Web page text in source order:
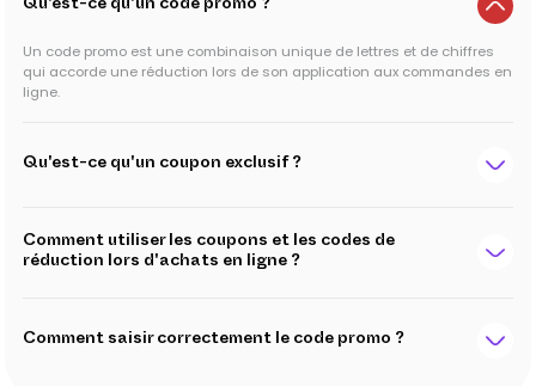
Qu'est-ce qu'un code promo ?
Un code promo est une combinaison unique de lettres et de chiffres
qui accorde une réduction lors de son application aux commandes en
ligne.
Qu'est-ce qu'un coupon exclusif ?
Comment utiliser les coupons et les codes de
réduction lors d'achats en ligne ?
Comment saisir correctement le code promo ?